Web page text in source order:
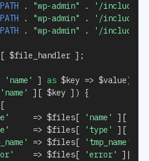
. "wp-admin" .
'/includes/
. "wp-admin" .
'/
. "wp-admin" . '/includes/
[ $file_handler ] ;
'name' ] as $key => $value)
'name' ] [ $key ] )
{
[
=> $files[ 'name' ] [
=> $files[ 'type' ] [
=> $files[ 'tmp_name'
=> $files[ 'error' ] [